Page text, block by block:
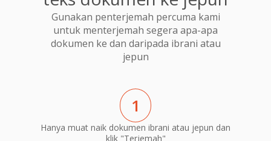
Gunakan penterjemah percuma kami
untuk menterjemah segera apa-apa
dokumen ke dan daripada ibrani atau
jepun
1
Hanya muat naik dokumen ibrani atau jepun dan
klik "Terjemah"